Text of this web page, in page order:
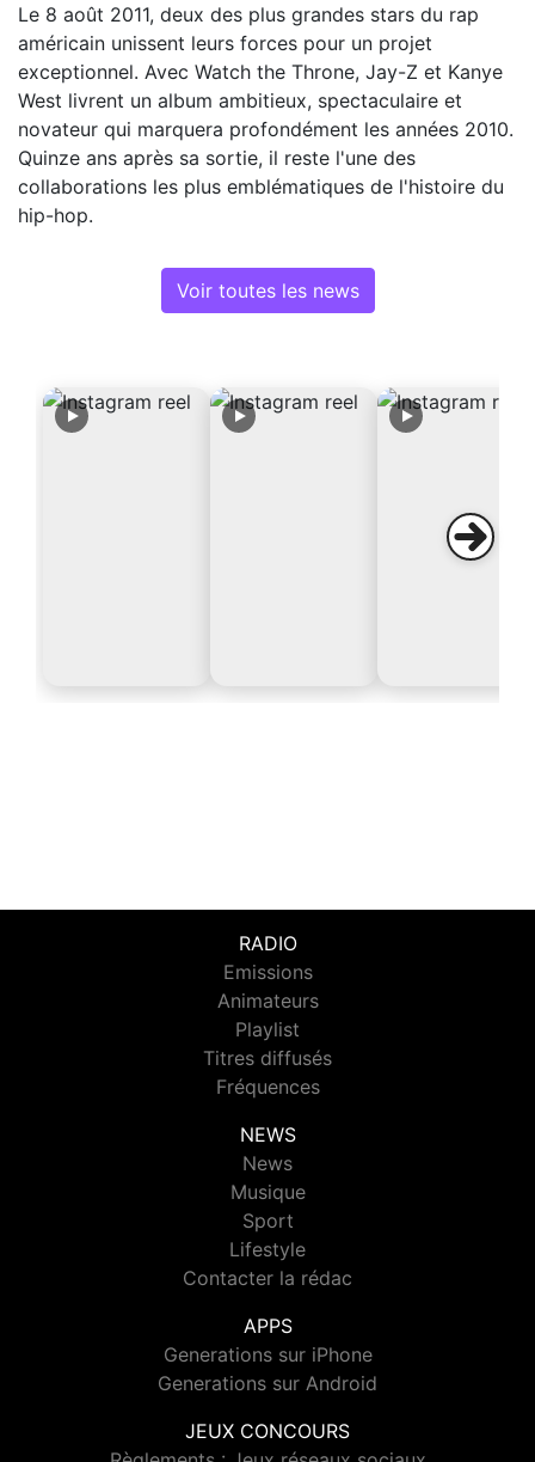
Le 8 août 2011, deux des plus grandes stars du rap
américain unissent leurs forces pour un projet
exceptionnel. Avec Watch the Throne, Jay-Z et Kanye
West livrent un album ambitieux, spectaculaire et
novateur qui marquera profondément les années 2010.
Quinze ans après sa sortie, il reste l'une des
collaborations les plus emblématiques de l'histoire du
hip-hop.
Voir toutes les news
RADIO
Emissions
Animateurs
Playlist
Titres diffusés
Fréquences
NEWS
News
Musique
Sport
Lifestyle
Contacter la rédac
APPS
Generations sur iPhone
Generations sur Android
JEUX CONCOURS